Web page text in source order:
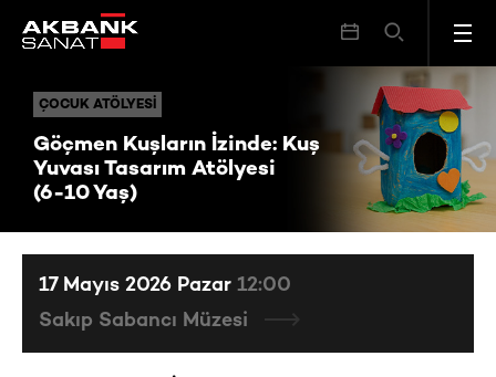
ÇOCUK ATÖLYESI
Göçmen Kuşların İzinde: Kuş
Yuvası Tasarım Atölyesi
(6-10 Yaş)
ÇOCUK ATÖLYESI Göçmen Kuşların İzinde: Kuş Yuvası Tasarım Atölyesi (6-10 Yaş)
17 Mayıs 2026 Pazar 12:00
Sakıp Sabancı Müzesi